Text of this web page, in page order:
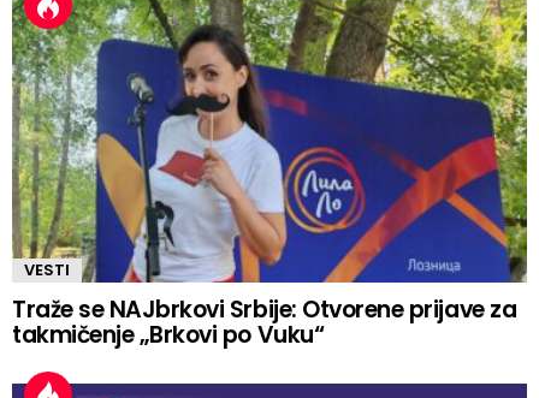
VESTI
Traže se NAJbrkovi Srbije: Otvorene prijave za
takmičenje „Brkovi po Vuku“